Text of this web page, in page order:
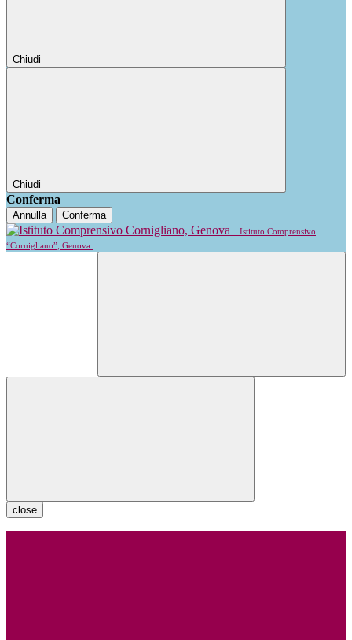
Chiudi
Chiudi
Conferma
Annulla Conferma
Istituto Comprensivo
“Cornigliano”, Genova
close